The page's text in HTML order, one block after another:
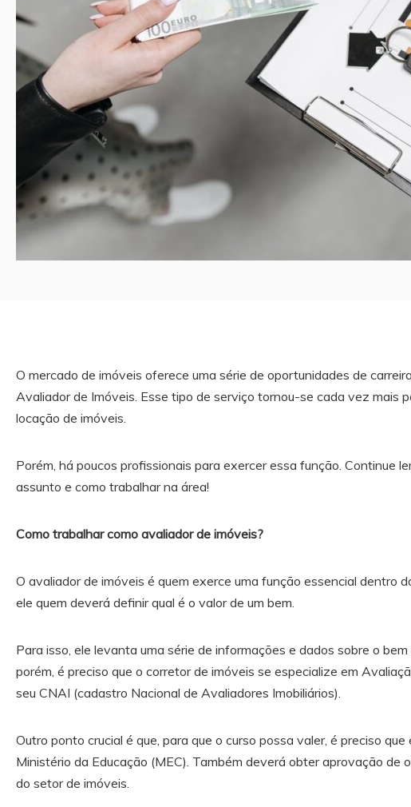
O mercado de imóveis oferece uma série de oportunidades de
Avaliador de Imóveis. Esse tipo de serviço tornou-se cada vez mais
locação de imóveis.
Porém, há poucos profissionais para exercer essa função. Continue
assunto e como trabalhar na área!
Como trabalhar como avaliador de imóveis?
O avaliador de imóveis é quem exerce uma função essencial dentro
ele quem deverá definir qual é o valor de um bem.
Para isso, ele levanta uma série de informações e dados sobre o
porém, é preciso que o corretor de imóveis se especialize em
seu CNAI (cadastro Nacional de Avaliadores Imobiliários).
Outro ponto crucial é que, para que o curso possa valer, é preciso
Ministério da Educação (MEC). Também deverá obter aprovação de
do setor de imóveis.